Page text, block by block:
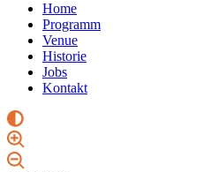
Home
Programm
Venue
Historie
Jobs
Kontakt